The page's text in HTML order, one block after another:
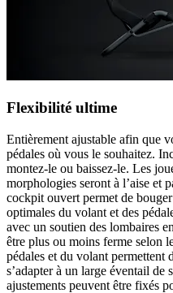
Flexibilité ultime
Entièrement ajustable afin que
pédales où vous le souhaitez.
montez-le ou baissez-le. Les
morphologies seront à l’aise
cockpit ouvert permet de
optimales du volant et des
avec un soutien des lombaires
être plus ou moins ferme selon
pédales et du volant permettent
s’adapter à un large éventail de
ajustements peuvent être fixés